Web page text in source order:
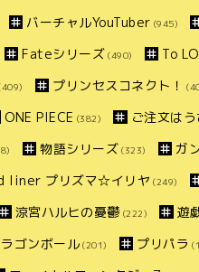
バーチャルYouTuber (945)
Fateシリーズ (490) To
プリンセスコネクト！
ONE PIECE (382) ご注文は
物語シリーズ (323) ガ
プリズマ☆イリヤ (249)
涼宮ハルヒの憂鬱 (222) 遊
ラゴンボール (201) プリパラ